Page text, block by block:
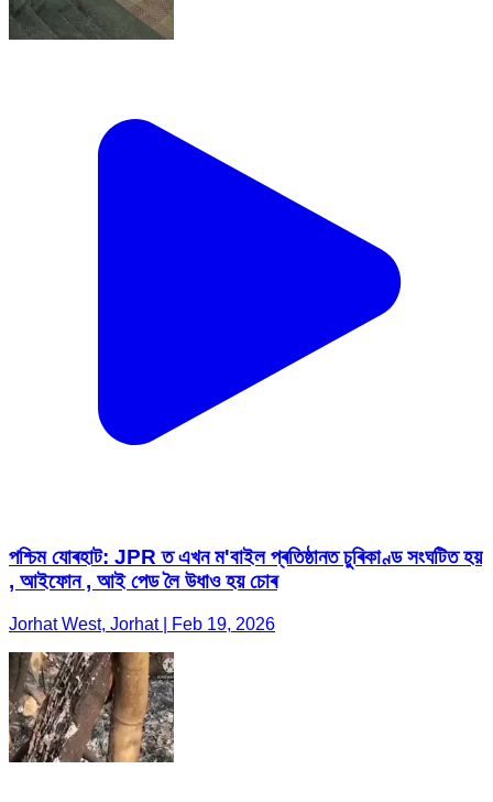
পশ্চিম যোৰহাট: JPR ত এখন ম'বাইল প্ৰতিষ্ঠানত চুৰিকাণ্ড সংঘটিত হয়
, আইফোন , আই পেড লৈ উধাও হয় চোৰ
Jorhat West, Jorhat | Feb 19, 2026